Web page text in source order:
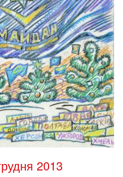
2013